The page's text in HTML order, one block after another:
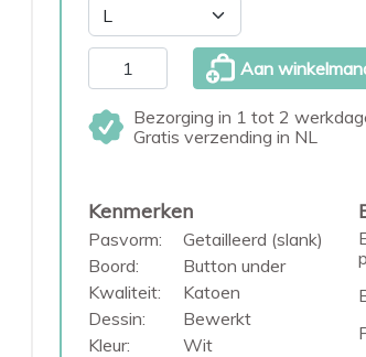
Aan
Bezorging in 1 tot 2
Gratis verzending in NL
Kenmerken
Pasvorm:
Getailleerd (slank)
Boord:
Button under
Kwaliteit:
Katoen
Dessin:
Bewerkt
Kleur:
Wit